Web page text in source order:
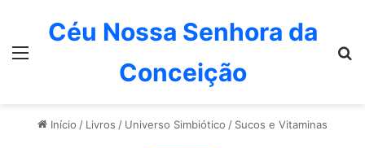
Céu Nossa Senhora da
Conceição
Início / Livros / Universo Simbiótico / Sucos e Vitaminas